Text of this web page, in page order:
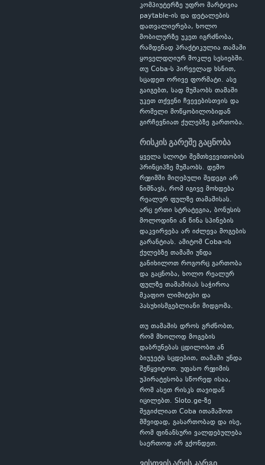
კომპიუტერზე უფრო მარტივია
paytable-ის და დეტალების
დათვალიერება, ხოლო
მობილურზე უკეთ იგრძნობა,
რამდენად პრაქტიკულია თამაში
ყოველდღიურ მოკლე სესიებში.
თუ Coba-ს პირველად ხსნით,
სცადეთ ორივე ფორმატი. ასე
გაიგებთ, სად მუშაობს თამაში
უკეთ თქვენი ჩვევებისთვის და
რომელი მოწყობილობიდან
გირჩევნიათ ქულებზე გართობა.
რისკის გარეშე გაცნობა
ყველა სლოტი შემთხვევითობის
პრინციპზე მუშაობს. დემო
რეჟიმში მიღებული შედეგი არ
ნიშნავს, რომ იგივე მოხდება
რეალურ ფულზე თამაშისას.
არც ერთი სტრატეგია, ბონუსის
მოლოდინი ან წინა სპინების
დაკვირვება არ იძლევა მოგების
გარანტიას. ამიტომ Coba-ის
ქულებზე თამაში უნდა
განიხილოთ როგორც გართობა
და გაცნობა, ხოლო რეალურ
ფულზე თამაშისას საჭიროა
მკაფიო ლიმიტები და
პასუხისმგებლიანი მიდგომა.
თუ თამაშის დროს გრძნობთ,
რომ მხოლოდ მოგების
დაბრუნებას ცდილობთ ან
ბიუჯეტს სცდებით, თამაში უნდა
შეწყვიტოთ. უფასო რეჟიმის
უპირატესობა სწორედ ისაა,
რომ ასეთ რისკს თავიდან
იცილებთ. Sloto.ge-ზე
შეგიძლიათ Coba ითამაშოთ
მშვიდად, გასართობად და ისე,
რომ ფინანსური ვალდებულება
საერთოდ არ გქონდეთ.